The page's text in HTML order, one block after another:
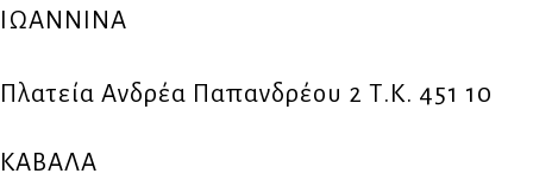
ΙΩΑΝΝΙΝΑ
Πλατεία Ανδρέα Παπανδρέου 2 Τ.Κ. 451 10
ΚΑΒΑΛΑ